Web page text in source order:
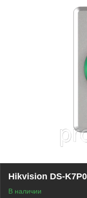
Hikvision DS-
В наличии